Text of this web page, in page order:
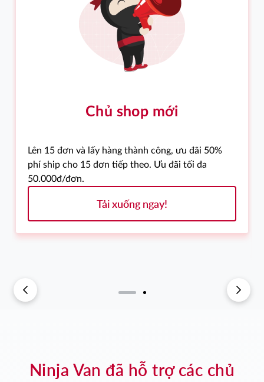
Chủ shop mới
Lên 15 đơn và lấy hàng thành công, ưu đãi 50%
phí ship cho 15 đơn tiếp theo. Ưu đãi tối đa
50.000đ/đơn.
Tải xuống ngay!
Ninja Van đã hỗ trợ các chủ